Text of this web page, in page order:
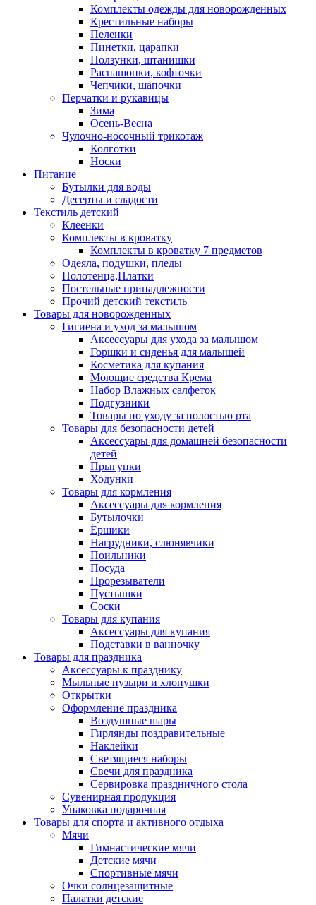
Комплекты одежды для новорожденных
Крестильные наборы
Пеленки
Пинетки, царапки
Ползунки, штанишки
Распашонки, кофточки
Чепчики, шапочки
Перчатки и рукавицы
Зима
Осень-Весна
Чулочно-носочный трикотаж
Колготки
Носки
Питание
Бутылки для воды
Десерты и сладости
Текстиль детский
Клеенки
Комплекты в кроватку
Комплекты в кроватку 7 предметов
Одеяла, подушки, пледы
Полотенца,Платки
Постельные принадлежности
Прочий детский текстиль
Товары для новорожденных
Гигиена и уход за малышом
Аксессуары для ухода за малышом
Горшки и сиденья для малышей
Косметика для купания
Моющие средства Крема
Набор Влажных салфеток
Подгузники
Товары по уходу за полостью рта
Товары для безопасности детей
Аксессуары для домашней безопасности
детей
Прыгунки
Ходунки
Товары для кормления
Аксессуары для кормления
Бутылочки
Ёршики
Нагрудники, слюнявчики
Поильники
Посуда
Прорезыватели
Пустышки
Соски
Товары для купания
Аксессуары для купания
Подставки в ванночку
Товары для праздника
Аксессуары к празднику
Мыльные пузыри и хлопушки
Открытки
Оформление праздника
Воздушные шары
Гирлянды поздравительные
Наклейки
Светящиеся наборы
Свечи для праздника
Сервировка праздничного стола
Сувенирная продукция
Упаковка подарочная
Товары для спорта и активного отдыха
Мячи
Гимнастические мячи
Детские мячи
Спортивные мячи
Очки солнцезащитные
Палатки детские